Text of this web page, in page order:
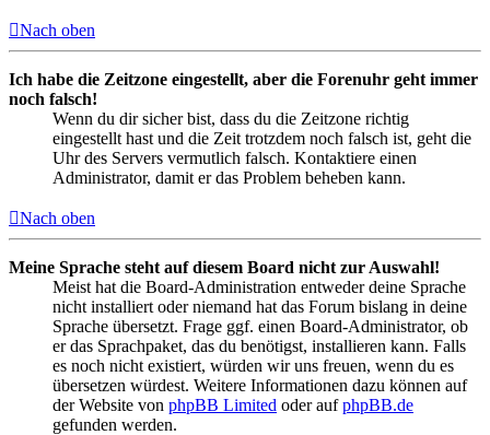
Nach oben
Ich habe die Zeitzone eingestellt, aber die Forenuhr geht immer
noch falsch!
Wenn du dir sicher bist, dass du die Zeitzone richtig
eingestellt hast und die Zeit trotzdem noch falsch ist, geht die
Uhr des Servers vermutlich falsch. Kontaktiere einen
Administrator, damit er das Problem beheben kann.
Nach oben
Meine Sprache steht auf diesem Board nicht zur Auswahl!
Meist hat die Board-Administration entweder deine Sprache
nicht installiert oder niemand hat das Forum bislang in deine
Sprache übersetzt. Frage ggf. einen Board-Administrator, ob
er das Sprachpaket, das du benötigst, installieren kann. Falls
es noch nicht existiert, würden wir uns freuen, wenn du es
übersetzen würdest. Weitere Informationen dazu können auf
der Website von phpBB Limited oder aufphpBB.de
gefunden werden.